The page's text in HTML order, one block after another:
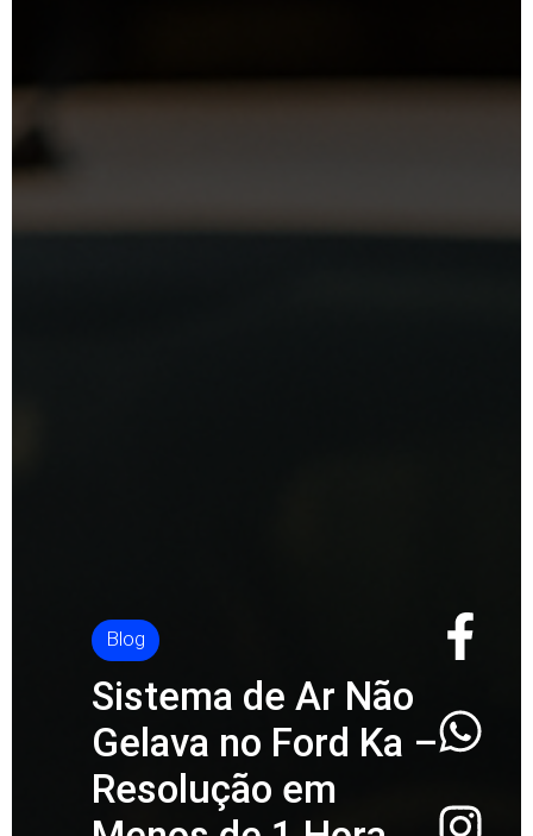
Blog
Sistema de Ar Não
Gelava no Ford Ka –
Resolução em